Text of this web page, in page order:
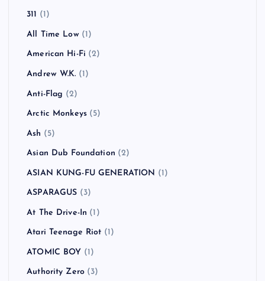
311 (1)
All Time Low(1)
American Hi-Fi (2)
Andrew W.K. (1)
Anti-Flag (2)
Arctic Monkeys (5)
Ash (5)
Asian Dub Foundation (2)
ASIAN KUNG-FU GENERATION (1)
ASPARAGUS (3)
At The Drive-In (1)
Atari Teenage Riot (1)
ATOMIC BOY (1)
Authority Zero (3)